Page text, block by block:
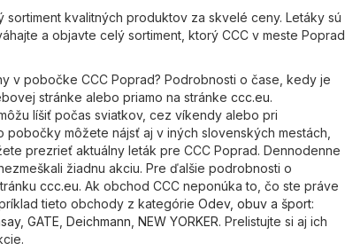
sortiment kvalitných produktov za skvelé ceny. Letáky sú
a objavte celý sortiment, ktorý CCC v meste Poprad
v pobočke CCC Poprad? Podrobnosti o čase, kedy je
stránke alebo priamo na stránke ccc.eu.
líšiť počas sviatkov, cez víkendy alebo pri
pobočky môžete nájsť aj v iných slovenských mestách,
prezrieť aktuálny leták pre CCC Poprad. Dennodenne
žiadnu akciu. Pre ďalšie podrobnosti o
ccc.eu. Ak obchod CCC neponúka to, čo ste práve
tieto obchody z kategórie Odev, obuv a šport:
, GATE Deichmann NEW YORKER. Prelistujte si aj ich